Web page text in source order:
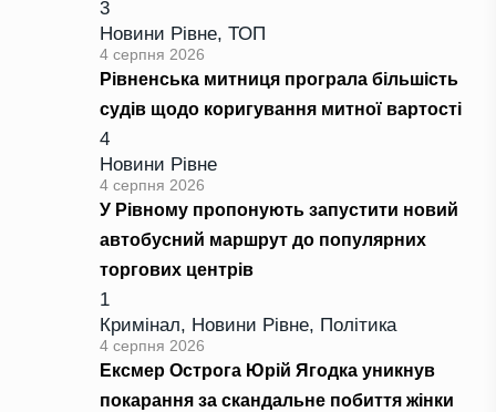
3
Новини Рівне, ТОП
4 серпня 2026
Рівненська митниця програла більшість
судів щодо коригування митної вартості
4
Новини Рівне
4 серпня 2026
У Рівному пропонують запустити новий
автобусний маршрут до популярних
торгових центрів
1
Кримінал, Новини Рівне, Політика
4 серпня 2026
Ексмер Острога Юрій Ягодка уникнув
покарання за скандальне побиття жінки